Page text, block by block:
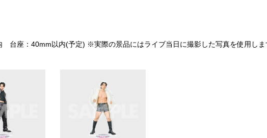
台座：40mm以内(予定) ※実際の景品にはライブ当日に撮影した写真を使用しま